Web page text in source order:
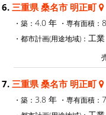
6. 三重県 桑名市 明正町
・築： 4.0 年 ・専有面積：
・都市計画(用途地域)： 工
7. 三重県 桑名市 明正町
・築： 3.8 年 ・専有面積：